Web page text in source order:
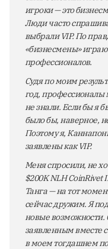
игроки — это
Люди часто
выбрали VIP. По
«бизнесмены»
профессионалов.
Судя по моим
год, профессионалы
не знали. Если бы я
было бы, наверное,
Поэтому я,
заявлены как VIP.
Меня спросили, не
$200K NLH
Танга — на тот
сейчас дружим. Я
новые возможности.
заявленным вместе
в моем тогдашнем